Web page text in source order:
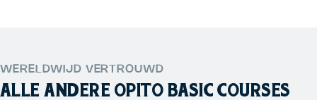
WERELDWIJD VERTROUWD
ALLE ANDERE OPITO BASIC COURSES